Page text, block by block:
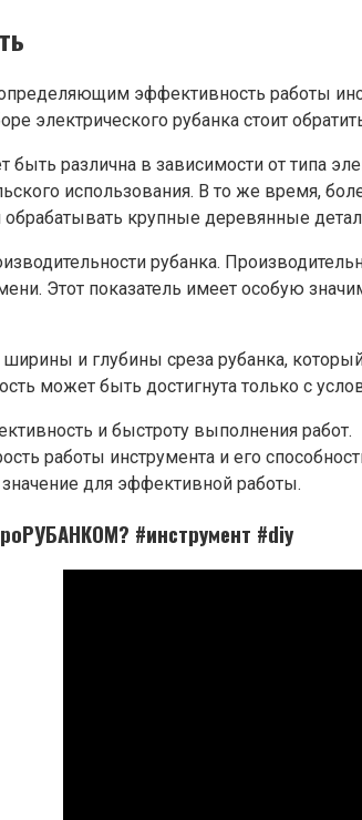
эффективность работы
электрического рубанка стоит
различна в зависимости от типа
использования. В то же время,
крупные деревянные
рубанка.
Этот показатель имеет особую
и глубины среза рубанка,
может быть достигнута только с
и быстроту выполнения работ.
работы инструмента и его
для эффективной работы.
#инструмент #diy